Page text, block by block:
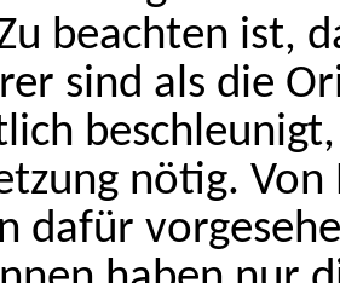
beachten ist,
sind als die
nötig.
dafür